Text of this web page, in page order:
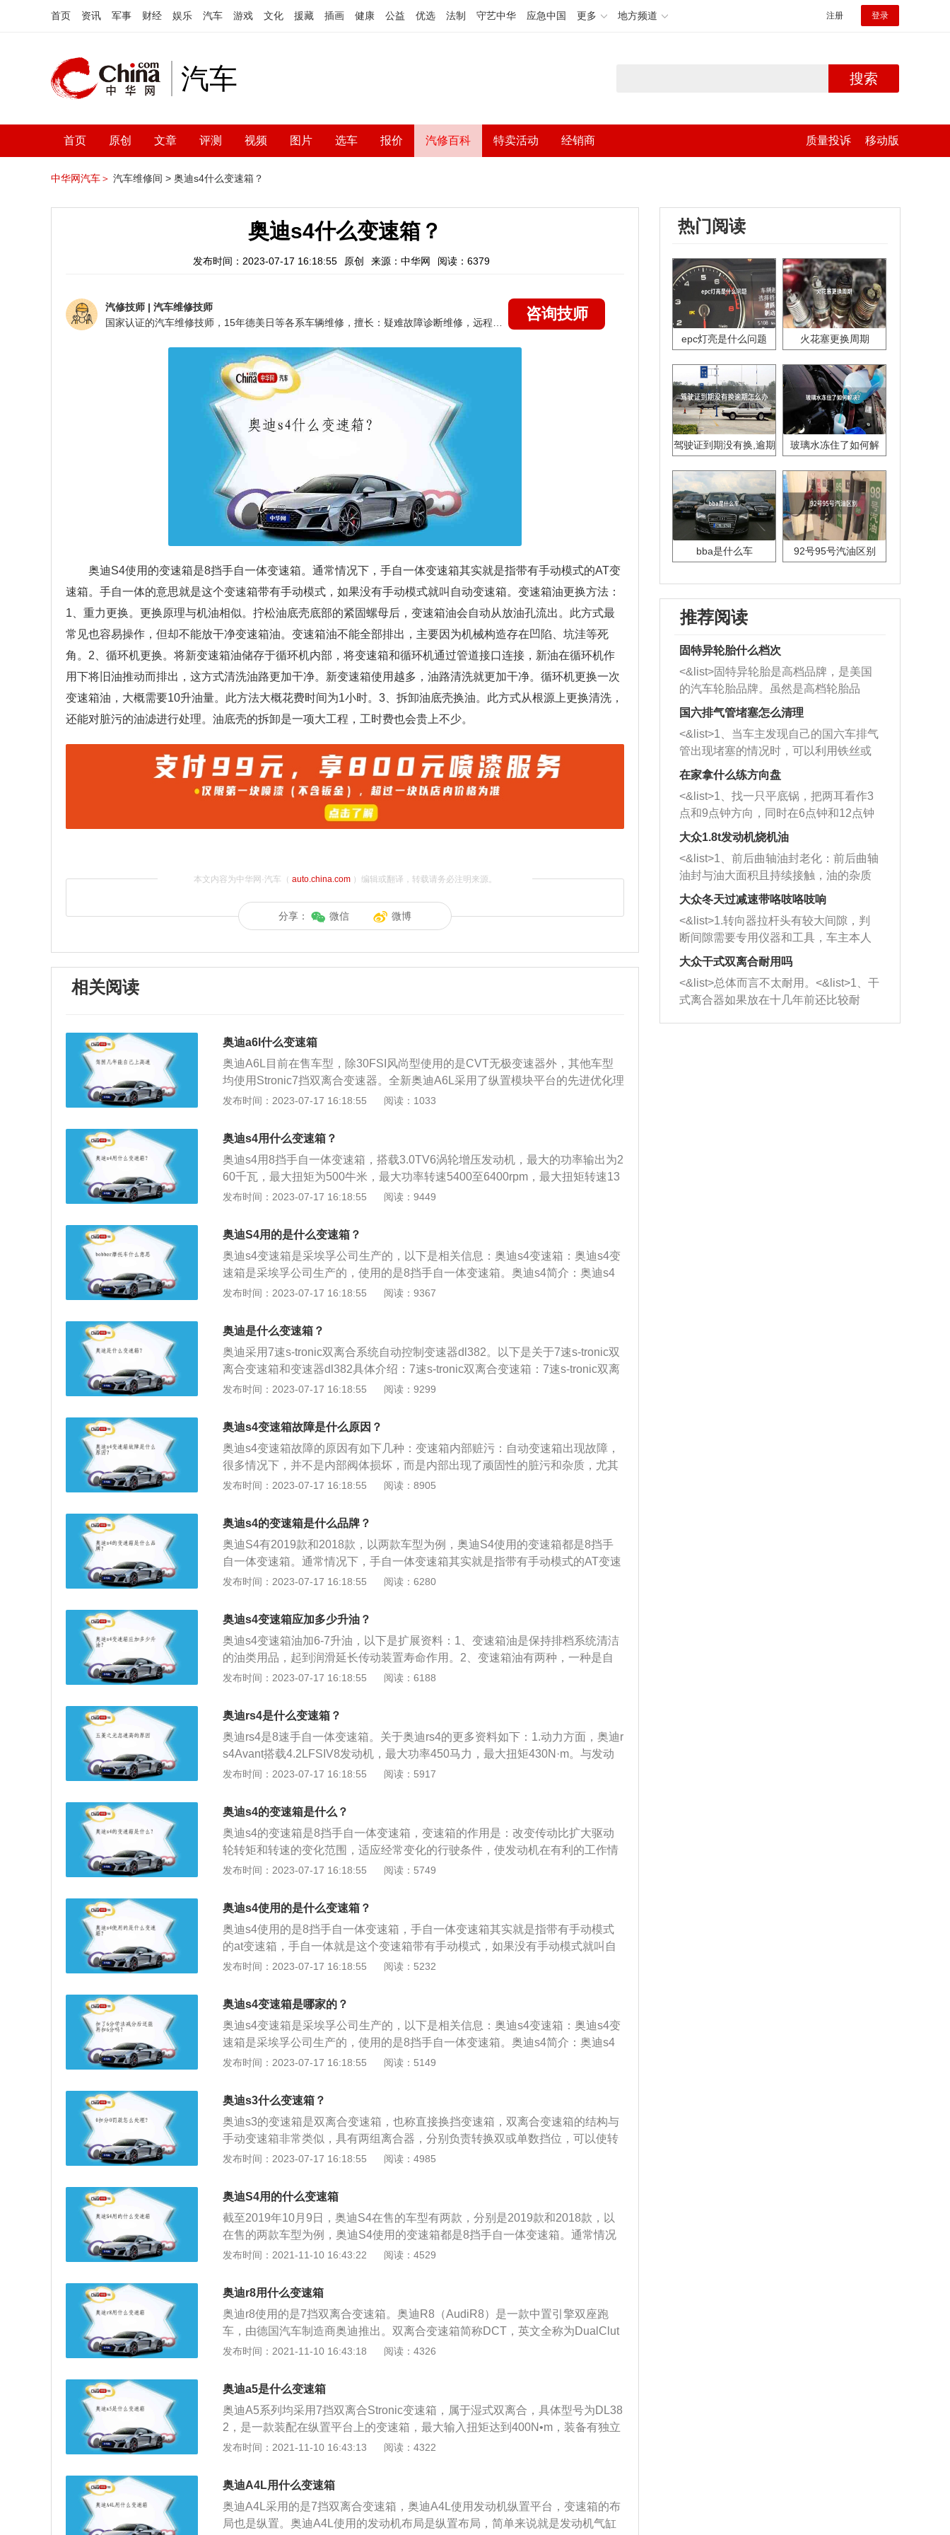
首页 资讯 军事 财经 娱乐 汽车 游戏 文化 援藏 插画 健康 公益 优选 法制 守艺中华 应急中国 更多 地方频道 注册 登录
汽车 搜索
首页 原创 文章 评测 视频 图片 选车 报价 汽修百科 特卖活动 经销商 质量投诉 移动版
中华网汽车＞ 汽车维修间 > 奥迪s4什么变速箱？
奥迪s4什么变速箱？
发布时间：2023-07-17 16:18:55 原创 来源：中华网 阅读：6379
汽修技师 | 汽车维修技师
咨询技师
奥迪S4使用的变速箱是8挡手自一体变速箱。通常情况下，手自一体变速箱其实就是指带有手动模式的AT变
速箱。手自一体的意思就是这个变速箱带有手动模式，如果没有手动模式就叫自动变速箱。变速箱油更换方法：
1、重力更换。更换原理与机油相似。拧松油底壳底部的紧固螺母后，变速箱油会自动从放油孔流出。此方式最
常见也容易操作，但却不能放干净变速箱油。变速箱油不能全部排出，主要因为机械构造存在凹陷、坑洼等死
角。2、循环机更换。将新变速箱油储存于循环机内部，将变速箱和循环机通过管道接口连接，新油在循环机作
用下将旧油推动而排出，这方式清洗油路更加干净。新变速箱使用越多，油路清洗就更加干净。循环机更换一次
变速箱油，大概需要10升油量。此方法大概花费时间为1小时。3、拆卸油底壳换油。此方式从根源上更换清洗，
还能对脏污的油滤进行处理。油底壳的拆卸是一项大工程，工时费也会贵上不少。
本文内容为中华网·汽车（ auto.china.com）编辑或翻译，转载请务必注明来源。
分享： 微信 微博
相关阅读
奥迪a6l什么变速箱
奥迪A6L目前在售车型，除30FSI风尚型使用的是CVT无极变速器外，其他车型
均使用Stronic7挡双离合变速器。全新奥迪A6L采用了纵置模块平台的先进优化理
念，先期研发阶段通过计算机模拟，改变上百万计的自由度，将整车噪音及震动
强，初步获得较为理想的震动舒适度。在此基础上，进一步模拟分析胎噪及其它
震动噪音在结构性部件中的传输路径，通过噪音水平分析找出隔音的薄弱环节，
最终通过有限元分析优化部件结构并改善噪音舒适度。除了轮胎噪音之外，发动
机及变速器噪音也是车辆行驶噪音的主要组成部分，为了使车内噪音保持在较低
的水平，高频震动部件必须进行优化。以变速器为例，在其研发过程中，严格控
橡胶弹簧等元件，尽可能地减少共振，使400Hz以上的高频噪音有了显著的改
善。
发布时间：2023-07-17 16:18:55 阅读：1033
奥迪s4用什么变速箱？
奥迪s4用8挡手自一体变速箱，搭载3.0TV6涡轮增压发动机，最大的功率输出为2
60千瓦，最大扭矩为500牛米，最大功率转速5400至6400rpm，最大扭矩转速13
70至4500rpm。奥迪s4是一款中型车，其车身尺寸长宽高分别为4749mm、1842
架，后悬架同样为多连杆式独立悬架。
发布时间：2023-07-17 16:18:55 阅读：9449
奥迪S4用的是什么变速箱？
奥迪s4变速箱是采埃孚公司生产的，以下是相关信息：奥迪s4变速箱：奥迪s4变
速箱是采埃孚公司生产的，使用的是8挡手自一体变速箱。奥迪s4简介：奥迪s4
搭载3.0升V型6缸涡轮增压发动机，最大功率260千瓦，最大马力354匹，最大扭
7秒。悬架方面，该车前悬架为多连杆式独立悬架，后悬架同样为多连杆式独立
悬架。奥迪s4的车身尺寸长宽高分别为4749mm、1842mm、1400mm，轴距为2
831mm。
发布时间：2023-07-17 16:18:55 阅读：9367
奥迪是什么变速箱？
奥迪采用7速s-tronic双离合系统自动控制变速器dl382。以下是关于7速s-tronic双
离合变速箱和变速器dl382具体介绍：7速s-tronic双离合变速箱：7速s-tronic双离
合变速箱能让每一位车手拥有比业余赛车手双重深刻的换挡技巧。驾驶员只需将
动作。变速器dl382：dl382基于s-tronic垂直7速双离合变速器dl501，广泛应用于
奥迪车型。Dl382将越来越广泛地应用于发动机工作扭矩为400nm的车辆上，堪
称ea8882.0t发动机的完美匹配。dl382有两轮驱动和四轮驱动两种版本。
发布时间：2023-07-17 16:18:55 阅读：9299
奥迪s4变速箱故障是什么原因？
奥迪s4变速箱故障的原因有如下几种：变速箱内部赃污：自动变速箱出现故障，
很多情况下，并不是内部阀体损坏，而是内部出现了顽固性的脏污和杂质，尤其
在阀体内部脏污杂质聚集形成堵塞，导致无法实现对油压的有效调节，造成顿挫
特性，加大摩擦与磨损，变速箱噪音随之而来，同时，油泥亦会在变速箱内部产
生，导致变速箱出现顿挫、冲击。如果温度超过120摄氏度，橡胶密封材料会开
始变硬，最后导致渗漏，液压降低。如果温度更高，变速箱开始打滑，打滑又会
反过来使温度升得更高。
发布时间：2023-07-17 16:18:55 阅读：8905
奥迪s4的变速箱是什么品牌？
奥迪S4有2019款和2018款，以两款车型为例，奥迪S4使用的变速箱都是8挡手
自一体变速箱。通常情况下，手自一体变速箱其实就是指带有手动模式的AT变速
箱。手自一体的意思就是这个变速箱带有手动模式，如果没有手动模式就叫自动
底部的紧固螺母后，变速箱油会自动从放油孔流出。此方式最常见也容易操作，
但却不能放干净变速箱油。变速箱油不能全部排出，主要因为机械构造存在凹
陷、坑洼等死角。2、循环机更换。将新变速箱油储存于循环机内部，将变速箱
和循环机通过管道接口连接，新油在循环机作用下将旧油推动而排出，这方式清
洗油路更加干净。新变速箱使用越多，油路清洗就更加干净。循环机更换一次变
油。此方式从根源上更换清洗，还能对脏污的油滤进行处理。油底壳的拆卸是一
项大工程，工时费也会贵上不少。
发布时间：2023-07-17 16:18:55 阅读：6280
奥迪s4变速箱应加多少升油？
奥迪s4变速箱油加6-7升油，以下是扩展资料：1、变速箱油是保持排档系统清洁
的油类用品，起到润滑延长传动装置寿命作用。2、变速箱油有两种，一种是自
动变速箱油，专用于自动变速器。另一种是手动变速箱油，又叫齿轮油。3、变
换周期。4、自动变速箱油每两年或行驶5-8万公里更换一次，手动变速箱油3年
或10万公里更换一次。
发布时间：2023-07-17 16:18:55 阅读：6188
奥迪rs4是什么变速箱？
奥迪rs4是8速手自一体变速箱。关于奥迪rs4的更多资料如下：1.动力方面，奥迪r
s4Avant搭载4.2LFSIV8发动机，最大功率450马力，最大扭矩430N·m。与发动
机匹配的是Stronic7速双离合变速箱。rs4Avant0-100km/h加速时间为4.7秒，最
常宽泛的扭矩分配能力，前轮最多可分配到70%的扭矩，后轮最多则可以获得8
5%的扭矩，以使车辆获得更加完美的动力输出。2.外观方面，rs4Avant基于A4旅
行版打造，配备RS系列标志性的一体式中网和外后视镜铝制外壳。这款车还配有
全套空气动力学套件以提供更加出色的稳定性和视觉效果。
发布时间：2023-07-17 16:18:55 阅读：5917
奥迪s4的变速箱是什么？
奥迪s4的变速箱是8挡手自一体变速箱，变速箱的作用是：改变传动比扩大驱动
轮转矩和转速的变化范围，适应经常变化的行驶条件，使发动机在有利的工作情
况下进行。以2020款奥迪s4为例，其属于中型车，车身尺寸是：长4770mm、宽
动机，最大马力是354ps，最大功率是260kw，最大扭矩是500nm，与其匹配的
是8挡手自一体变速箱。
发布时间：2023-07-17 16:18:55 阅读：5749
奥迪s4使用的是什么变速箱？
奥迪s4使用的是8挡手自一体变速箱，手自一体变速箱其实就是指带有手动模式
的at变速箱，手自一体就是这个变速箱带有手动模式，如果没有手动模式就叫自
动变速箱。现在主流的自动变速箱有四类，分别是液力自动变速箱、双离合自动
quattro全时四轮驱动系统、四连杆式结构前悬挂、17寸Avus六幅合金轮圈、十方
位电动调节附腰椎承托的皮椅等配置。奥迪s4的长宽高分别为4770毫米、1847
毫米、1401毫米，轴距为2825毫米。
发布时间：2023-07-17 16:18:55 阅读：5232
奥迪s4变速箱是哪家的？
奥迪s4变速箱是采埃孚公司生产的，以下是相关信息：奥迪s4变速箱：奥迪s4变
速箱是采埃孚公司生产的，使用的是8挡手自一体变速箱。奥迪s4简介：奥迪s4
搭载3.0升V型6缸涡轮增压发动机，最大功率260千瓦，最大马力354匹，最大扭
7秒。悬架方面，该车前悬架为多连杆式独立悬架，后悬架同样为多连杆式独立
悬架。奥迪s4的车身尺寸长宽高分别为4749mm、1842mm、1400mm，轴距为2
831mm。
发布时间：2023-07-17 16:18:55 阅读：5149
奥迪s3什么变速箱？
奥迪s3的变速箱是双离合变速箱，也称直接换挡变速箱，双离合变速箱的结构与
手动变速箱非常类似，具有两组离合器，分别负责转换双或单数挡位，可以使转
挡的速度大大提升。双离合变速箱的工作原理可以简单理解为一个离合器对应奇
率输出300PS，峰值扭矩380NM，与之匹配的是6速Stronic双离合变速箱。车身
尺寸方面，奥迪s3长宽高分别为4472mm、1796mm、1392mm。
发布时间：2023-07-17 16:18:55 阅读：4985
奥迪S4用的什么变速箱
截至2019年10月9日，奥迪S4在售的车型有两款，分别是2019款和2018款，以
在售的两款车型为例，奥迪S4使用的变速箱都是8挡手自一体变速箱。通常情况
下，手自一体变速箱其实就是指带有手动模式的AT变速箱。手自一体的意思就是
以后，车主可以自行加减挡。现在主流的自动变速箱有四类，分别是液力自动变
速箱（AT）、双离合自动变速箱（DCT，大众的叫DSG）、电控机械自动变速
箱（AMT）、机械无级自动变速箱（CVT）。民用车里面，AT变速箱算是最靠谱
的变速箱，但是价钱最贵。动力方面，奥迪S4搭载3.0升V型6缸涡轮增压发动
机，匹配8挡手自一体变速箱，最大功率260KW，最大马力354PS，最大扭矩50
缸内直喷，驱动方式为全时四驱，百公里加速时间仅需4.7秒。悬架方面，前悬架
为多连杆式独立悬架，后悬架同样为多连杆式独立悬架。
发布时间：2021-11-10 16:43:22 阅读：4529
奥迪r8用什么变速箱
奥迪r8使用的是7挡双离合变速箱。奥迪R8（AudiR8）是一款中置引擎双座跑
车，由德国汽车制造商奥迪推出。双离合变速箱简称DCT，英文全称为DualClut
chTransmission，中文翻译过来应该为双离合变速器，因为其有两组离合器，所
动机与变速器动力传递的开关，它是一种既能传递动力，又能切断动力的传动机
构。它的作用主要是保证汽车能平稳起步，变速换挡时减轻变速齿轮的冲击载荷
并防止传动系过载。奥迪R8拥有无比迷人的驾控感，在奥迪品牌的运动车型中堪
称翘楚，全时四轮驱动系统和奥迪全铝车身空间框架结构，赋予了它无比出众的
超凡动力表现。奥迪r87挡双离合变速箱优点有：1、双离合变速箱结合了手动变
合器的相互交替工作，来到达无间隙换挡的效果。2、因为没有了液力变矩器，
所以发动机的动力可以完全发挥出来，同时两组离合器相互交替工作，使得换挡
时间极短，发动机的动力断层也就非常有限。3、由于换挡更直接，动力损失更
发布时间：2021-11-10 16:43:18 阅读：4326
奥迪a5是什么变速箱
奥迪A5系列均采用7挡双离合Stronic变速箱，属于湿式双离合，具体型号为DL38
2，是一款装配在纵置平台上的变速箱，最大输入扭矩达到400N•m，装备有独立
冷却系统提高离合器散热问题。变速箱也称为变速器，是用来将发动机所传送过
车辆带来不同的动力输出。目前常见的变速箱类型有以下几种：第一种是手动变
速箱（MT），需要驾驶员自行操控离合器和换挡拨杆；第二种是自动变速箱（A
T），是通过行星齿轮机构来进行变速的，能依据油门和车速进行调整；第三种
手自一体，可依据驾驶者意愿在手动/自动之间切换驾驶模式，同时没有操控离合
发布时间：2021-11-10 16:43:13 阅读：4322
奥迪A4L用什么变速箱
奥迪A4L采用的是7挡双离合变速箱，奥迪A4L使用发动机纵置平台，变速箱的布
局也是纵置。奥迪A4L使用的发动机布局是纵置布局，简单来说就是发动机气缸
热门阅读
epc灯亮是什么问题 火花塞更换周期
驾驶证到期没有换,逾期
玻璃水冻住了如何解
bba是什么车 92号95号汽油区别
推荐阅读
固特异轮胎什么档次
<&list>固特异轮胎是高档品牌，是美国
的汽车轮胎品牌。虽然是高档轮胎品
牌，但是中高低端的轮胎都有生产，这
也是为了更好的开拓市场。
国六排气管堵塞怎么清理
<&list>1、当车主发现自己的国六车排气
管出现堵塞的情况时，可以利用铁丝或
者是细棍，直接将杂物给取出来，如果
堵塞情况比较严重，也可以采取应急措
施。 <&list>2、直接利用木棍将所有的
杂物推到排气管里面的位置处，然后将
三元催化器拆解开，就可以将堵塞的东
西取出来。但如果是因为积碳过多引起
的堵塞，就需要将三元催化器泡在草酸
洗剂对堵塞的情况得到解决，将清洗剂
放在燃油箱中，与燃油混合后，车辆启
动时，就可以和汽油一起进入到燃烧
室，最后形成废气排出，就可以让三元
催化器得到清洗，排气管堵塞的情况就
能够得到解决。
在家拿什么练方向盘
<&list>1、找一只平底锅，把两耳看作3
点和9点钟方向，同时在6点钟和12点钟
方向做一个标记。 <&list>2、双手握住
一圈半的练习，往右同样也要打相同的
圈数。 <&list>3、最后强调要反复练
习，这样就可以形成肌肉记忆，在真实
驾驶车辆时，不需要记忆也能打好方
向。
大众1.8t发动机烧机油
<&list>1、前后曲轴油封老化：前后曲轴
油封与油大面积且持续接触，油的杂质
和发动机内持续温度变化使其密封效果
逐渐减弱，导致渗油或漏油。<&list>2、
活塞间隙过大：积碳会使活塞环与缸体
的间隙扩大，导致机油流入燃烧室中，
造成烧机油。<&list>3、机油粘度。使用
机油粘度过小的话，同样会有烧机油现
象，机油粘度过小具有很好的流动性，
大众冬天过减速带咯吱咯吱响
<&list>1.转向器拉杆头有较大间隙，判
断间隙需要专用仪器和工具，车主本人
无法制作，需要将车辆送到修理厂或4s
店；<&list>2.车辆半轴套管防尘罩破
裂，破裂后会出现漏油现象，使半轴磨
损严重，磨损的半轴容易损坏，产生异
响；<&list>3.稳定器的转向胶套和球头
大众干式双离合耐用吗
<&list>总体而言不太耐用。<&list>1、干
式离合器如果放在十几年前还比较耐